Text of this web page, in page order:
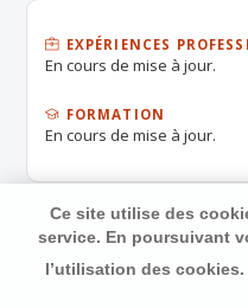
EXPÉRIENCES
En cours de mise à jour.
FORMATION
En cours de mise à jour.
Ce site utilise des
service. En poursuivant
l’utilisation des cookies.